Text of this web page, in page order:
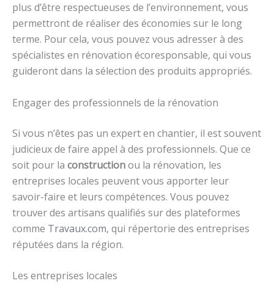
plus d’être respectueuses de l’environnement, vous
permettront de réaliser des économies sur le long
terme. Pour cela, vous pouvez vous adresser à des
spécialistes en rénovation écoresponsable, qui vous
guideront dans la sélection des produits appropriés.
Engager des professionnels de la rénovation
Si vous n’êtes pas un expert en chantier, il est souvent
judicieux de faire appel à des professionnels. Que ce
soit pour la constructionou la rénovation, les
entreprises locales peuvent vous apporter leur
savoir-faire et leurs compétences. Vous pouvez
trouver des artisans qualifiés sur des plateformes
comme Travaux.com, qui répertorie des entreprises
réputées dans la région.
Les entreprises locales